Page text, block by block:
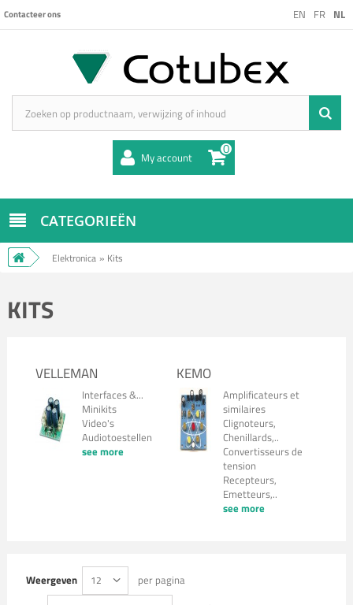
EN FR NL
Contacteer ons
My account 0
CATEGORIEËN
Elektronica » Kits
KITS
VELLEMAN
Interfaces &...
Minikits
Video's
Audiotoestellen
see more
KEMO
Amplificateurs et
similaires
Clignoteurs,
Chenillards,..
Convertisseurs de
tension
Recepteurs,
Emetteurs,..
see more
Weergeven 12 per pagina